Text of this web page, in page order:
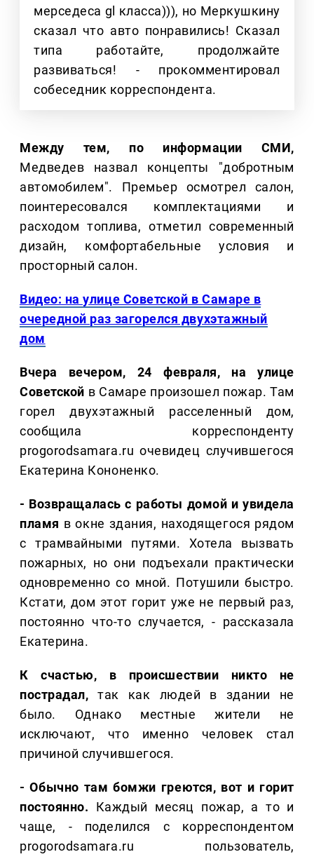
мерседеса gl класса))), но Меркушкину
сказал что авто понравились! Сказал
типа работайте, продолжайте
развиваться! - прокомментировал
собеседник корреспондента.
Между тем, по информации СМИ,
Медведев назвал концепты "добротным
автомобилем". Премьер осмотрел салон,
поинтересовался комплектациями и
расходом топлива, отметил современный
дизайн, комфортабельные условия и
просторный салон.
Видео: на улице Советской в Самаре в
очередной раз загорелся двухэтажный
дом
Вчера вечером, 24 февраля, на улице
Советской в Самаре произошел пожар. Там
горел двухэтажный расселенный дом,
сообщила корреспонденту
progorodsamara.ru очевидец случившегося
Екатерина Кононенко.
- Возвращалась с работы домой и увидела
пламя в окне здания, находящегося рядом
с трамвайными путями. Хотела вызвать
пожарных, но они подъехали практически
одновременно со мной. Потушили быстро.
Кстати, дом этот горит уже не первый раз,
постоянно что-то случается, - рассказала
Екатерина.
К счастью, в происшествии никто не
пострадал, так как людей в здании не
было. Однако местные жители не
исключают, что именно человек стал
причиной случившегося.
- Обычно там бомжи греются, вот и горит
постоянно. Каждый месяц пожар, а то и
чаще, - поделился с корреспондентом
progorodsamara.ru пользователь,